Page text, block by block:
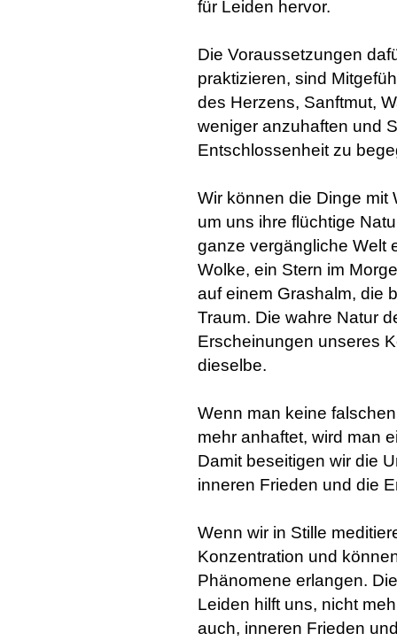
für Leiden hervor.
Die Voraussetzungen
praktizieren, sind
des Herzens, Sanftmut,
weniger anzuhaften und
Entschlossenheit zu
Wir können die Dinge mit
um uns ihre flüchtige
ganze vergängliche Welt
Wolke, ein Stern im
auf einem Grashalm, die
Traum. Die wahre Natur
Erscheinungen unseres
dieselbe.
Wenn man keine
mehr anhaftet, wird man
Damit beseitigen wir die
inneren Frieden und die
Wenn wir in Stille
Konzentration und
Phänomene erlangen.
Leiden hilft uns, nicht
auch, inneren Frieden